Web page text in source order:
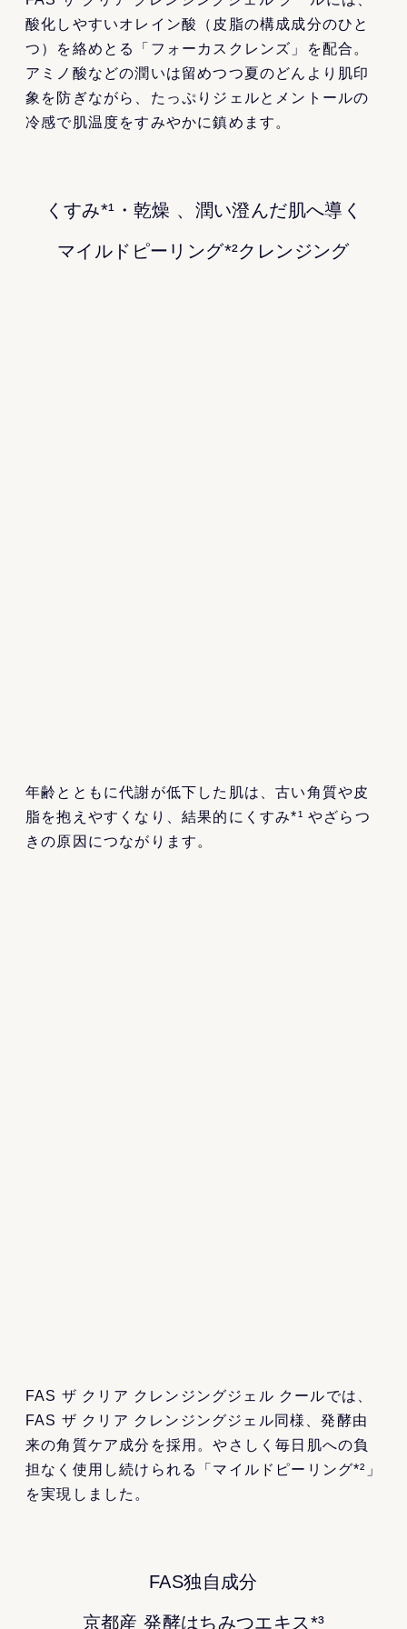
酸化しやすいオレイン酸（皮脂の構成成分のひと
つ）を絡めとる「フォーカスクレンズ」を配合。
アミノ酸などの潤いは留めつつ夏のどんより肌印
象を防ぎながら、たっぷりジェルとメントールの
冷感で肌温度をすみやかに鎮めます。
くすみ*¹・乾燥 、潤い澄んだ肌へ導く
マイルドピーリング*²クレンジング
年齢とともに代謝が低下した肌は、古い角質や皮
脂を抱えやすくなり、結果的にくすみ*¹ やざらつ
きの原因につながります。
FAS ザ クリア クレンジングジェル クールでは、
FAS ザ クリア クレンジングジェル同様、発酵由
来の角質ケア成分を採用。やさしく毎日肌への負
担なく使用し続けられる「マイルドピーリング*²」
を実現しました。
FAS独自成分
京都産 発酵はちみつエキス*³